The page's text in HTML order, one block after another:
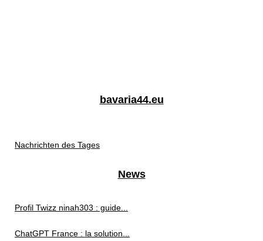
bavaria44.eu
Nachrichten des Tages
News
Profil Twizz ninah303 : guide...
ChatGPT France : la solution...